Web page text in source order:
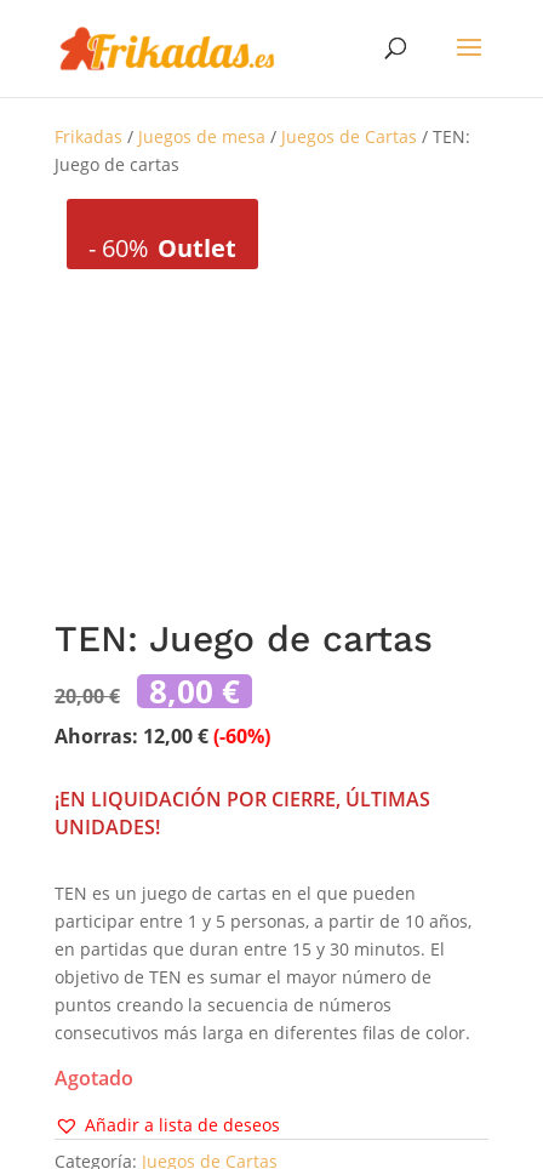
Frikadas / Juegos de mesa / Juegos de Cartas / TEN:
Juego de cartas
-60% Outlet
TEN: Juego de cartas
20,00€ El
precio
original
era:
8,00 € El
precio
actual
es:
Ahorras: 12,00€(-60%)
¡EN LIQUIDACIÓN POR CIERRE, ÚLTIMAS
UNIDADES!
TEN es un juego de cartas en el que pueden
participar entre 1 y 5 personas, a partir de 10 años,
en partidas que duran entre 15 y 30 minutos. El
objetivo de TEN es sumar el mayor número de
puntos creando la secuencia de números
consecutivos más larga en diferentes filas de color.
Agotado
Añadir a lista de deseos
Categoría: Juegos de Cartas